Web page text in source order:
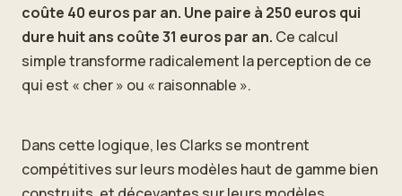
coûte 40 euros par an. Une paire à 250 euros qui
dure huit ans coûte 31 euros par an. Ce calcul
simple transforme radicalement la perception de ce
qui est « cher » ou « raisonnable ».
Dans cette logique, les Clarks se montrent
compétitives sur leurs modèles haut de gamme bien